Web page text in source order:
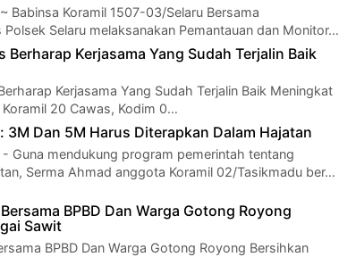
Babinsa Koramil 1507-03/Selaru Bersama
Polsek Selaru melaksanakan Pemantauan dan Monitor…
Berharap Kerjasama Yang Sudah Terjalin Baik
Kerjasama Yang Sudah Terjalin Baik Meningkat
Koramil 20 Cawas, Kodim 0…
3M Dan 5M Harus Diterapkan Dalam Hajatan
- Guna mendukung program pemerintah tentang
Serma Ahmad anggota Koramil 02/Tasikmadu ber…
BPBD Dan Warga Gotong Royong
Sawit
BPBD Dan Warga Gotong Royong Bersihkan